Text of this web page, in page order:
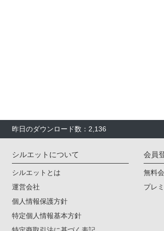
昨日のダウンロード数：2,136
シルエットについて
シルエットとは
運営会社
個人情報保護方針
特定個人情報基本方針
会員
無料
プレ